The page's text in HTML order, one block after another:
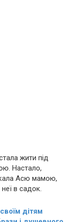
жити під
Настало,
Асю мамою,
в садок.
дітям